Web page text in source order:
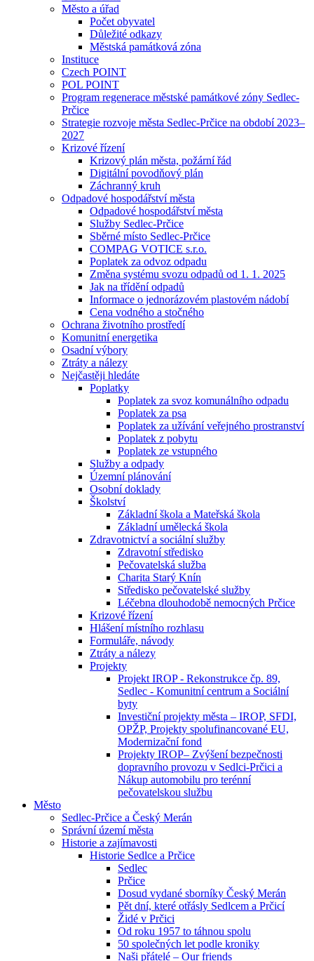
Město a úřad
Počet obyvatel
Důležité odkazy
Městská památková zóna
Instituce
Czech POINT
POL POINT
Program regenerace městské památkové zóny Sedlec-
Prčice
Strategie rozvoje města Sedlec-Prčice na období 2023–
2027
Krizové řízení
Krizový plán města, požární řád
Digitální povodňový plán
Záchranný kruh
Odpadové hospodářství města
Odpadové hospodářství města
Služby Sedlec-Prčice
Sběrné místo Sedlec-Prčice
COMPAG VOTICE s.r.o.
Poplatek za odvoz odpadu
Změna systému svozu odpadů od 1. 1. 2025
Jak na třídění odpadů
Informace o jednorázovém plastovém nádobí
Cena vodného a stočného
Ochrana životního prostředí
Komunitní energetika
Osadní výbory
Ztráty a nálezy
Nejčastěji hledáte
Poplatky
Poplatek za svoz komunálního odpadu
Poplatek za psa
Poplatek za užívání veřejného prostranství
Poplatek z pobytu
Poplatek ze vstupného
Služby a odpady
Územní plánování
Osobní doklady
Školství
Základní škola a Mateřská škola
Základní umělecká škola
Zdravotnictví a sociální služby
Zdravotní středisko
Pečovatelská služba
Charita Starý Knín
Středisko pečovatelské služby
Léčebna dlouhodobě nemocných Prčice
Krizové řízení
Hlášení místního rozhlasu
Formuláře, návody
Ztráty a nálezy
Projekty
Projekt IROP - Rekonstrukce čp. 89,
Sedlec - Komunitní centrum a Sociální
byty
Investiční projekty města – IROP, SFDI,
OPŽP, Projekty spolufinancované EU,
Modernizační fond
Projekty IROP– Zvýšení bezpečnosti
dopravního provozu v Sedlci-Prčici a
Nákup automobilu pro terénní
pečovatelskou službu
Město
Sedlec-Prčice a Český Merán
Správní území města
Historie a zajímavosti
Historie Sedlce a Prčice
Sedlec
Prčice
Dosud vydané sborníky Český Merán
Pět dní, které otřásly Sedlcem a Prčicí
Židé v Prčici
Od roku 1957 to táhnou spolu
50 společných let podle kroniky
Naši přátelé – Our friends